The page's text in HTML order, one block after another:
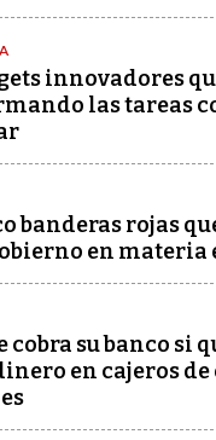
innovadores
las tareas
banderas rojas
en materia
cobra su banco si
en cajeros de